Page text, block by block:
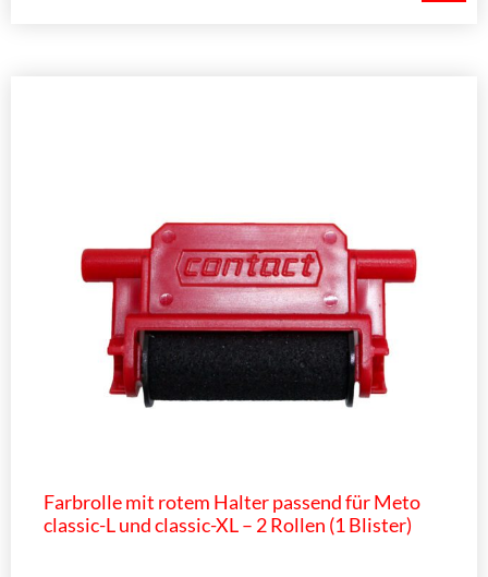
Farbrolle mit rotem Halter passend für Meto
classic-L und classic-XL – 2 Rollen (1 Blister)